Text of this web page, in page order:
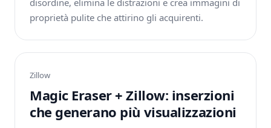
disordine, elimina le distrazioni e crea immagini di
proprietà pulite che attirino gli acquirenti.
Zillow
Magic Eraser + Zillow: inserzioni
che generano più visualizzazioni